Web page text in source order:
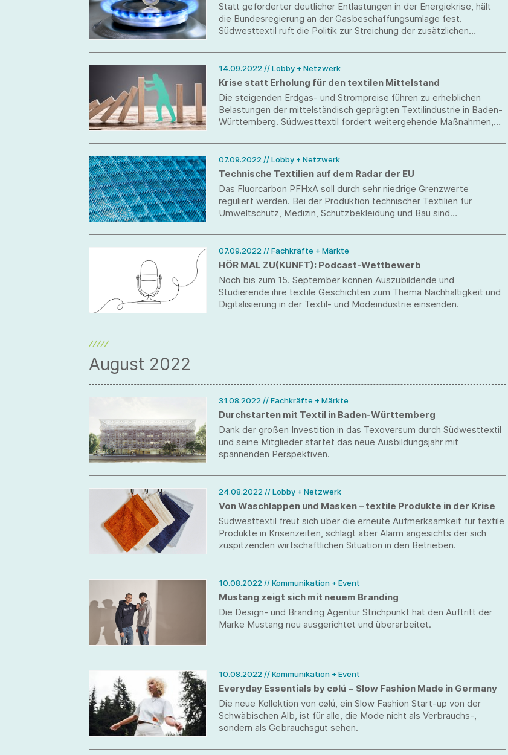
Statt geforderter deutlicher Entlastungen in der Energiekrise, hält
die Bundesregierung an der Gasbeschaffungsumlage fest.
Südwesttextil ruft die Politik zur Streichung der zusätzlichen
14.09.2022 // Lobby + Netzwerk
Krise statt Erholung für den textilen Mittelstand
Die steigenden Erdgas- und Strompreise führen zu erheblichen
Belastungen der mittelständisch geprägten Textilindustrie in Baden-
Württemberg. Südwesttextil fordert weitergehende Maßnahmen,
entlasten.
07.09.2022 // Lobby + Netzwerk
Technische Textilien auf dem Radar der EU
Das Fluorcarbon PFHxA soll durch sehr niedrige Grenzwerte
reguliert werden. Bei der Produktion technischer Textilien für
Umweltschutz, Medizin, Schutzbekleidung und Bau sind
07.09.2022 // Fachkräfte + Märkte
HÖR MAL ZU(KUNFT): Podcast-Wettbewerb
Noch bis zum 15. September können Auszubildende und
Studierende ihre textile Geschichten zum Thema Nachhaltigkeit und
Digitalisierung in der Textil- und Modeindustrie einsenden.
August 2022
31.08.2022 // Fachkräfte + Märkte
Durchstarten mit Textil in Baden-Württemberg
Dank der großen Investition in das Texoversum durch Südwesttextil
und seine Mitglieder startet das neue Ausbildungsjahr mit
spannenden Perspektiven.
24.08.2022 // Lobby + Netzwerk
Von Waschlappen und Masken – textile Produkte in der Krise
Südwesttextil freut sich über die erneute Aufmerksamkeit für textile
Produkte in Krisenzeiten, schlägt aber Alarm angesichts der sich
zuspitzenden wirtschaftlichen Situation in den Betrieben.
10.08.2022 // Kommunikation + Event
Mustang zeigt sich mit neuem Branding
Die Design- und Branding Agentur Strichpunkt hat den Auftritt der
Marke Mustang neu ausgerichtet und überarbeitet.
10.08.2022 // Kommunikation + Event
Everyday Essentials by cølú − Slow Fashion Made in Germany
Die neue Kollektion von cølú, ein Slow Fashion Start-up von der
Schwäbischen Alb, ist für alle, die Mode nicht als Verbrauchs-,
sondern als Gebrauchsgut sehen.